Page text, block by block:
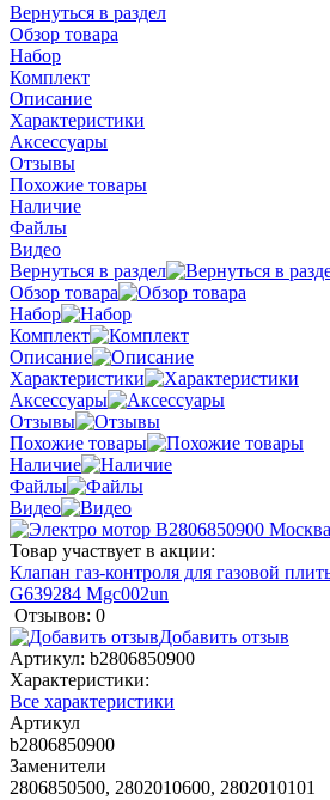
Вернуться в раздел
Обзор товара
Набор
Комплект
Описание
Характеристики
Аксессуары
Отзывы
Похожие товары
Наличие
Файлы
Видео
Вернуться в раздел
Обзор товара
Набор
Комплект
Описание
Характеристики
Аксессуары
Отзывы
Похожие товары
Наличие
Файлы
Видео
Товар участвует в акции:
Клапан газ-контроля для газовой
G639284 Mgc002un
Отзывов: 0
Добавить отзыв
Артикул: b2806850900
Характеристики:
Все характеристики
Артикул
b2806850900
Заменители
2806850500, 2802010600, 2802010101